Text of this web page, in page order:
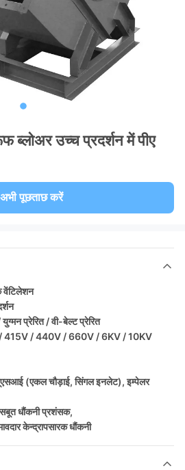
ब्लोअर उच्च प्रदर्शन में पीए
अभी पूछताछ करें
वेंटिलेशन
युग्मन प्रेरित / वी-बेल्ट प्रेरित
415V / 440V / 660V / 6KV / 10KV
(एकल चौड़ाई, सिंगल इनलेट), इम्पेलर
सबूत धौंकनी प्रशंसक,
केन्द्रापसारक धौंकनी